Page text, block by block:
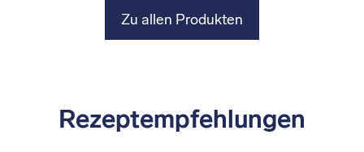
Zu allen Produkten
Rezeptempfehlungen